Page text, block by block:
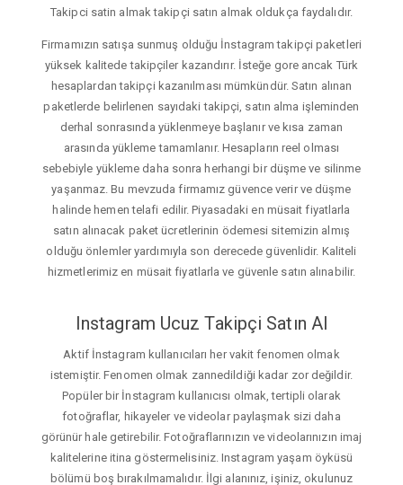
Takipci satin almak takipçi satın almak oldukça faydalıdır.
Firmamızın satışa sunmuş olduğu İnstagram takipçi paketleri
yüksek kalitede takipçiler kazandırır. İsteğe gore ancak Türk
hesaplardan takipçi kazanılması mümkündür. Satın alınan
paketlerde belirlenen sayıdaki takipçi, satın alma işleminden
derhal sonrasında yüklenmeye başlanır ve kısa zaman
arasında yükleme tamamlanır. Hesapların reel olması
sebebiyle yükleme daha sonra herhangi bir düşme ve silinme
yaşanmaz. Bu mevzuda firmamız güvence verir ve düşme
halinde hemen telafi edilir. Piyasadaki en müsait fiyatlarla
satın alınacak paket ücretlerinin ödemesi sitemizin almış
olduğu önlemler yardımıyla son derecede güvenlidir. Kaliteli
hizmetlerimiz en müsait fiyatlarla ve güvenle satın alınabilir.
Instagram Ucuz Takipçi Satın Al
Aktif İnstagram kullanıcıları her vakit fenomen olmak
istemiştir. Fenomen olmak zannedildiği kadar zor değildir.
Popüler bir İnstagram kullanıcısı olmak, tertipli olarak
fotoğraflar, hikayeler ve videolar paylaşmak sizi daha
görünür hale getirebilir. Fotoğraflarınızın ve videolarınızın imaj
kalitelerine itina göstermelisiniz. Instagram yaşam öyküsü
bölümü boş bırakılmamalıdır. İlgi alanınız, işiniz, okulunuz